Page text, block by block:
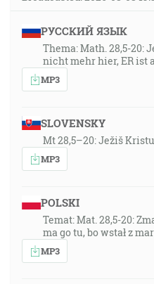
РУССКИЙ ЯЗЫК
Thema: Math. 28,5-20:
nicht mehr hier, ER ist
MP3
SLOVENSKY
Mt 28,5–20: Ježiš
MP3
POLSKI
Temat: Mat. 28,5-20:
ma go tu, bo wstał z
MP3